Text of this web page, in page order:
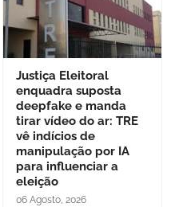
Justiça Eleitoral
enquadra suposta
deepfake e manda
tirar vídeo do ar: TRE
vê indícios de
manipulação por IA
para influenciar a
eleição
06 Agosto, 2026